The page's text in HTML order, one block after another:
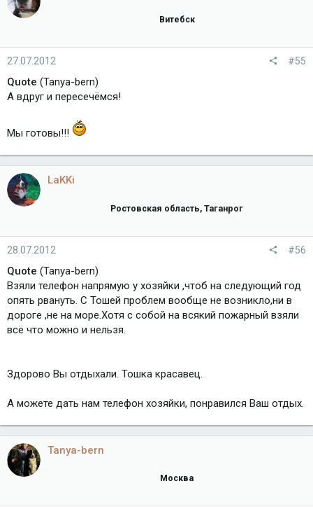
Витебск
27.07.2012 #55
Quote (Tanya-bern)
А вдруг и пересечёмся!
Мы готовы!!!
LaKKi
Ростовская область, Таганрог
28.07.2012 #56
Quote (Tanya-bern)
Взяли телефон напрямую у хозяйки ,чтоб на следующий год
опять рвануть. С Тошей проблем вообще не возникло,ни в
дороге ,не на море.Хотя с собой на всякий пожарный взяли
всё что можно и нельзя.
Здорово Вы отдыхали. Тошка красавец.
А можете дать нам телефон хозяйки, понравился Ваш отдых.
Tanya-bern
Москва